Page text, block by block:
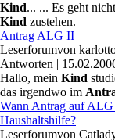
Kind... ... Es geht
Kind zustehen.
Antrag ALG II
Leserforumvon
Antworten |
Hallo, mein Kind
das irgendwo im
Wann Antrag auf
Haushaltshilfe?
Leserforumvon